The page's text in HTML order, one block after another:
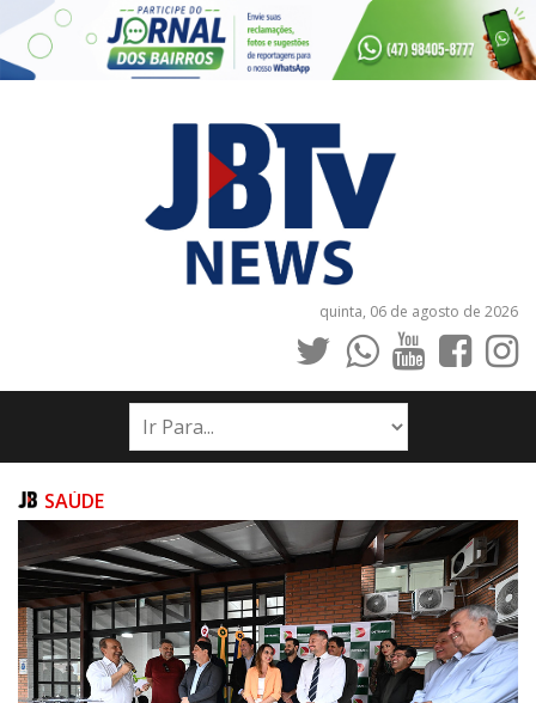
quinta, 06 de agosto de 2026
INÍCIO
NOTÍCIAS
PUBLICAÇÕES LEGAIS
CONTATO
SAÚDE